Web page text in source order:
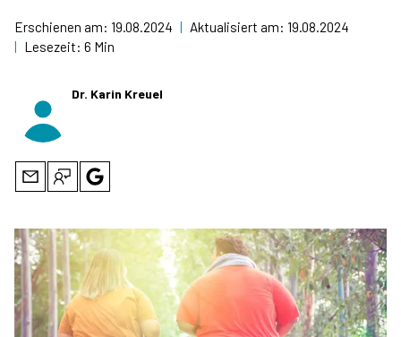
Erschienen am: 19.08.2024 | Aktualisiert am: 19.08.2024
| Lesezeit: 6 Min
Dr. Karin Kreuel